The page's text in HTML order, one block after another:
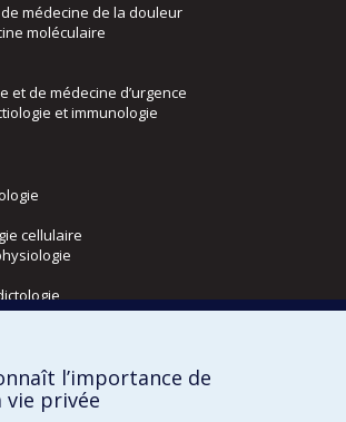
médecine de la douleur
moléculaire
et de médecine d’urgence
et immunologie
cellulaire
et médecine nucléaire
l’importance de
vie privée